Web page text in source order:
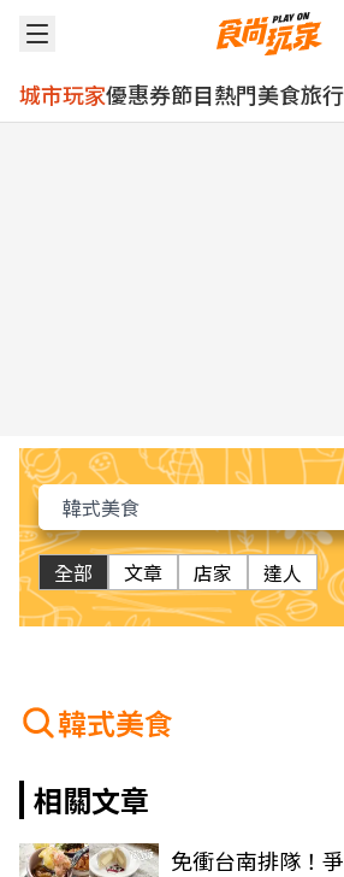
城市玩家優惠券節目熱門美食旅行
全部 文章 店家 達人
韓式美食
相關文章
免衝台南排隊！